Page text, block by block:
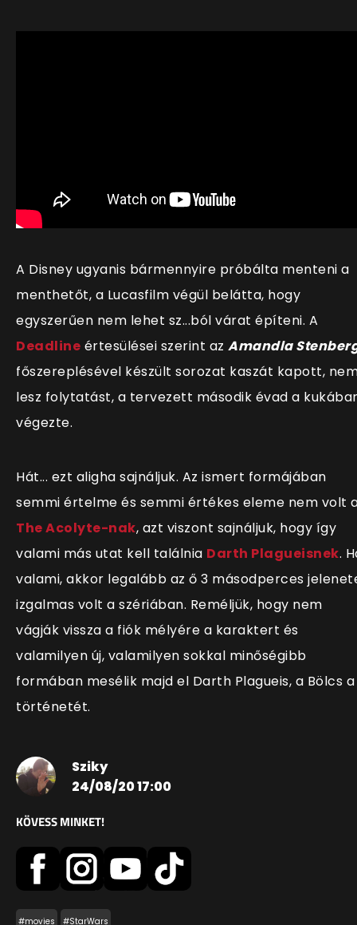
A Disney ugyanis bármennyire próbálta menteni a
menthetőt, a Lucasfilm végül belátta, hogy
egyszerűen nem lehet sz...ból várat építeni. A
Deadline értesülései szerint az Amandla
főszereplésével készült sorozat kaszát kapott,
lesz folytatást, a tervezett második évad a
végezte.
Hát... ezt aligha sajnáljuk. Az ismert formájában
semmi értelme és semmi értékes eleme nem volt
The Acolyte-nak, azt viszont sajnáljuk, hogy így
valami más utat kell találnia Darth Plagueisnek.
valami, akkor legalább az ő 3 másodperces
izgalmas volt a szériában. Reméljük, hogy nem
vágják vissza a fiók mélyére a karaktert és
valamilyen új, valamilyen sokkal minőségibb
formában mesélik majd el Darth Plagueis, a Bölcs a
történetét.
Sziky
24/08/20 17:00
KÖVESS MINKET!
#movies #StarWars